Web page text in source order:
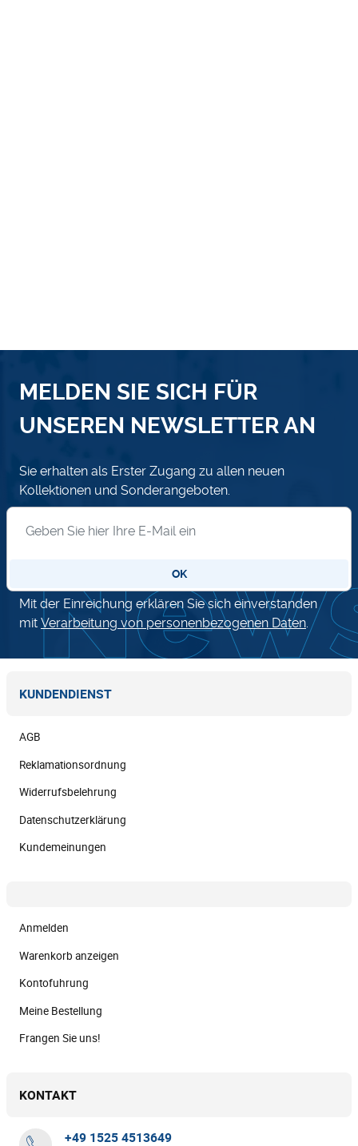
MELDEN SIE SICH FÜR
UNSEREN NEWSLETTER AN
Sie erhalten als Erster Zugang zu allen neuen
Kollektionen und Sonderangeboten.
OK
Mit der Einreichung erklären Sie sich einverstanden
mit Verarbeitung von personenbezogenen Daten.
KUNDENDIENST
AGB
Reklamationsordnung
Widerrufsbelehrung
Datenschutzerklärung
Kundemeinungen
Anmelden
Warenkorb anzeigen
Kontofuhrung
Meine Bestellung
Frangen Sie uns!
KONTAKT
+49 1525 4513649